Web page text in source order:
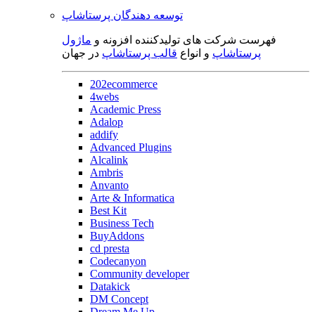
توسعه دهندگان پرستاشاپ
فهرست شرکت های تولیدکننده افزونه و ماژول
پرستاشاپ و انواع قالب پرستاشاپ در جهان
202ecommerce
4webs
Academic Press
Adalop
addify
Advanced Plugins
Alcalink
Ambris
Anvanto
Arte & Informatica
Best Kit
Business Tech
BuyAddons
cd presta
Codecanyon
Community developer
Datakick
DM Concept